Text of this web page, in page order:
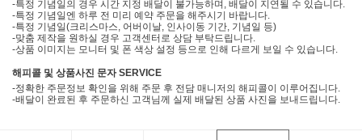
-특정 기념일의 경우 시간 지정 배달이 불가능하며, 배달이 지연될 수 있습니다.
-특정 기념일엔 하루 전 미리 예약 주문을 해주시기 바랍니다.
-특정 기념일(크리스마스, 어버이날, 인사이동 기간, 기념일 등)
-맞춤 제작을 원하실 경우 고객센터로 상담 부탁드립니다.
-상품 이미지는 모니터 및 폰 색상 설정 등으로 인해 다르게 보일 수 있습니다.
해피콜 및 상품사진 문자 SERVICE
-정확한 주문정보 확인을 위해 주문 후 전담 매니저의 해피콜이 이루어집니다.
-배달이 완료된 후 주문하신 고객님께 실제 배달된 상품 사진을 보내드립니다.